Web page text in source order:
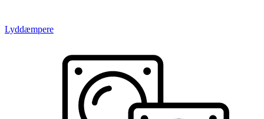
Lyddæmpere